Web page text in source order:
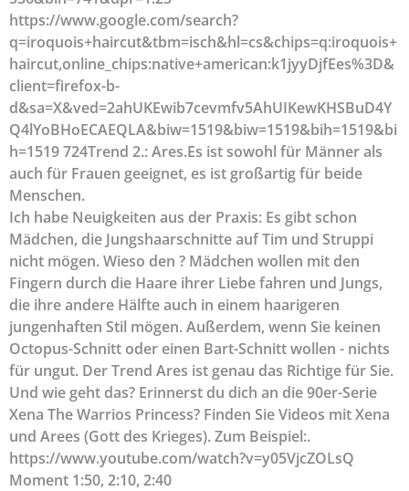
https://www.google.com/search?
q=iroquois+haircut&tbm=isch&hl=cs&chips=q:iroquois+
haircut,online_chips:native+american:k1jyyDjfEes%3D&
client=firefox-b-
d&sa=X&ved=2ahUKEwib7cevmfv5AhUIKewKHSBuD4Y
Q4lYoBHoECAEQLA&biw=1519&biw=1519&bih=1519&bi
h=1519 724Trend 2.: Ares.Es ist sowohl für Männer als
auch für Frauen geeignet, es ist großartig für beide
Menschen.
Ich habe Neuigkeiten aus der Praxis: Es gibt schon
Mädchen, die Jungshaarschnitte auf Tim und Struppi
nicht mögen. Wieso den ? Mädchen wollen mit den
Fingern durch die Haare ihrer Liebe fahren und Jungs,
die ihre andere Hälfte auch in einem haarigeren
jungenhaften Stil mögen. Außerdem, wenn Sie keinen
Octopus-Schnitt oder einen Bart-Schnitt wollen - nichts
für ungut. Der Trend Ares ist genau das Richtige für Sie.
Und wie geht das? Erinnerst du dich an die 90er-Serie
Xena The Warrios Princess? Finden Sie Videos mit Xena
und Arees (Gott des Krieges). Zum Beispiel:.
https://www.youtube.com/watch?v=y05VjcZOLsQ
Moment 1:50, 2:10, 2:40